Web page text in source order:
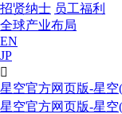
招贤纳士 员工福利
全球产业布局
EN
JP

星空官方网页版-星空
星空官方网页版-星空